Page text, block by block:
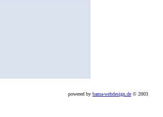
powered by bama-webdesign.de © 2003